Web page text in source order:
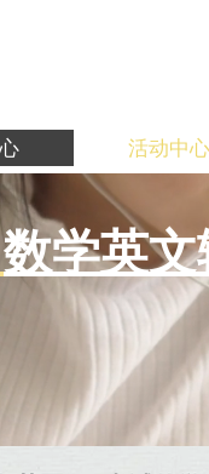
活动中心
数学英